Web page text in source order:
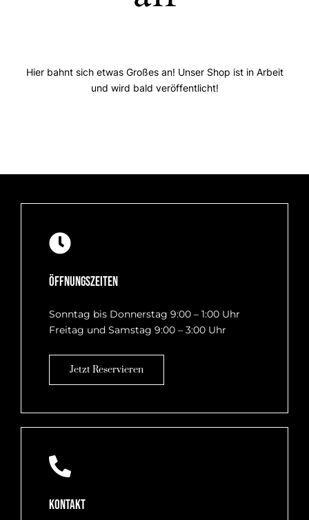
Hier bahnt sich etwas Großes an! Unser Shop ist in Arbeit
und wird bald veröffentlicht!
Öffnungszeiten
Sonntag bis Donnerstag 9:00 – 1:00 Uhr
Freitag und Samstag 9:00 – 3:00 Uhr
Jetzt Reservieren
Kontakt